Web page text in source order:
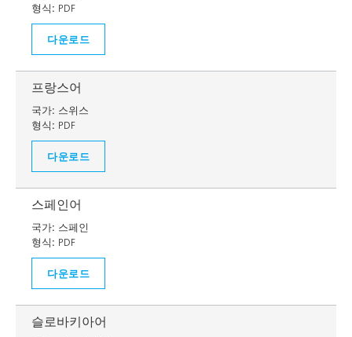
형식: PDF
다운로드
프랑스어
국가: 스위스
형식: PDF
다운로드
스페인어
국가: 스페인
형식: PDF
다운로드
슬로바키아어